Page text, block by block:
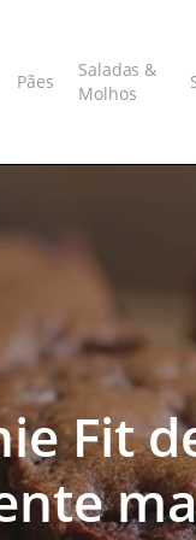
Pães
Saladas &
Molhos
Fit